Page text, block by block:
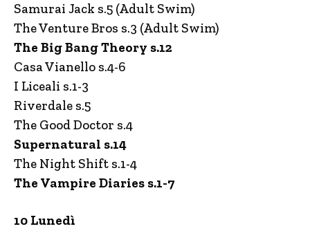
Samurai Jack s.5 (Adult Swim)
The Venture Bros s.3 (Adult Swim)
The Big Bang Theory s.12
Casa Vianello s.4-6
I Liceali s.1-3
Riverdale s.5
The Good Doctor s.4
Supernatural s.14
The Night Shift s.1-4
The Vampire Diaries s.1-7
10 Lunedì